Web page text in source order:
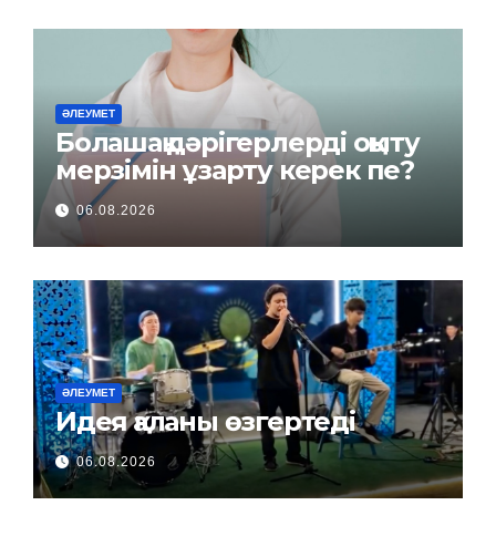
ӘЛЕУМЕТ
Болашақ дәрігерлерді оқыту
мерзімін ұзарту керек пе?
06.08.2026
ӘЛЕУМЕТ
Идея қаланы өзгертеді
06.08.2026